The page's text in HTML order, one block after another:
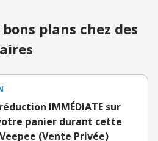
plans chez des
IMMÉDIATE sur
panier durant cette
(Vente Privée)